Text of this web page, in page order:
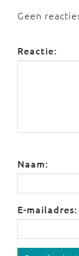
Geen
Reactie:
Naam:
E-mailadres: